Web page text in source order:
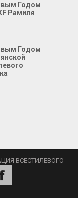
Годом
Рамиля
Годом
ВСЕСТИЛЕВОГО